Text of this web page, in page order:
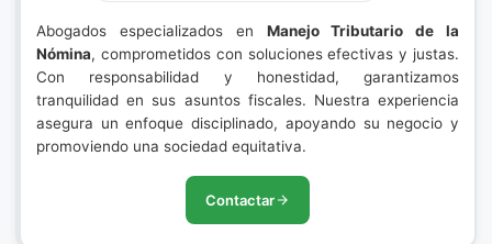
Abogados especializados en Manejo Tributario de la
Nómina, comprometidos con soluciones efectivas y justas.
Con responsabilidad y honestidad, garantizamos
tranquilidad en sus asuntos fiscales. Nuestra experiencia
asegura un enfoque disciplinado, apoyando su negocio y
promoviendo una sociedad equitativa.
Contactar